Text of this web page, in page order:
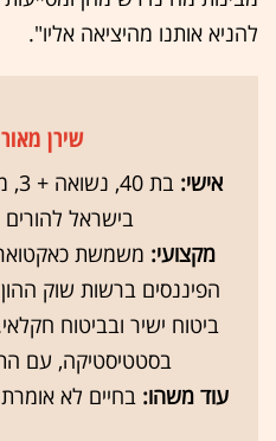
להניא אותנו מהיציאה אליו".
שירן
אישי:
בת
בישראל להורים
מקצועי: משמשת
הפיננסים ברשות שוק
ביטוח ישיר ובביטוח
בסטטיסטיקה, עם
עוד משהו: בחיים לא